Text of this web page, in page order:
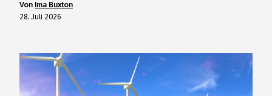
von Ima Buxton
28. Juli 2026